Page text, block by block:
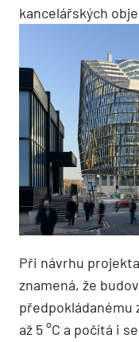
kancelářských
Při návrhu
znamená, že
předpokládanému
až 5 °C a počítá i